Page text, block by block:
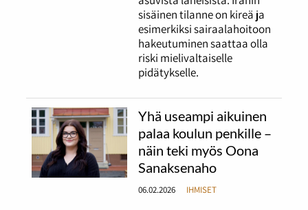
sisäinen tilanne on kireä ja
esimerkiksi sairaalahoitoon
hakeutuminen saattaa olla
riski mielivaltaiselle
pidätykselle.
Yhä useampi aikuinen
palaa koulun penkille –
näin teki myös Oona
Sanaksenaho
06.02.2026 IHMISET